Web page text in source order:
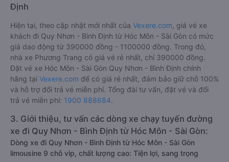
Định
Hiện tại, theo cập nhật mới nhất của Vexere.com , giá vé xe
khách đi Quy Nhơn - Bình Định từ Hóc Môn - Sài Gòn có mức
giá dao động từ 390000 đồng - 1100000 đồng. Trong đó,
nhà xe Phương Trang có giá vé rẻ nhất, chỉ 390000 đồng.
Đặt vé xe Hóc Môn - Sài Gòn Quy Nhơn - Bình Định chính
hãng tại Vexere.com để có giá rẻ nhất, đảm bảo giữ chỗ 100%
và hỗ trợ đổi trả vé miễn phí. Tổng đài tư vấn, đặt vé và đổi
trả vé miễn phí: 1900 888684.
3. Giới thiệu, tư vấn các dòng xe chạy tuyến đường
xe đi Quy Nhơn - Bình Định từ Hóc Môn - Sài Gòn:
Dòng xe đi Quy Nhơn - Bình Định từ Hóc Môn - Sài Gòn
limousine 9 chỗ vip, chất lượng cao: Tiện lợi, sang trọng